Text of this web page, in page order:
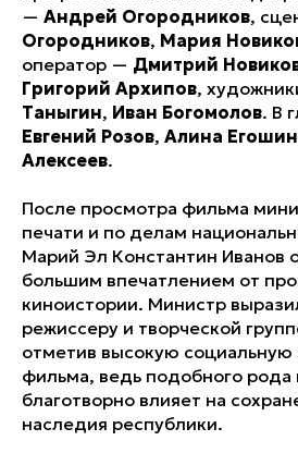
— Андрей Огородников,
Огородников, Мария
оператор — Дмитрий
Григорий Архипов,
Таныгин, Иван Богомолов. В
Евгений Розов, Алина
Алексеев.
После просмотра фильма
печати и по делам
Марий Эл Константин Иванов
большим впечатлением от
киноистории. Министр
режиссеру и творческой
отметив высокую социальную
фильма, ведь подобного рода
благотворно влияет на
наследия республики.